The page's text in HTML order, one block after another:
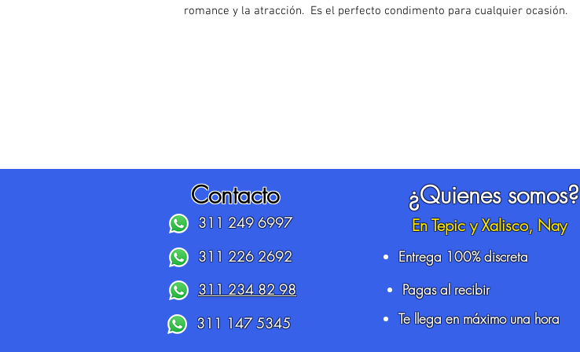
romance y la atracción. Es el perfecto condimento para cualquier ocasión.
¿Quienes somos?
Contacto
En Tepic y Xalisco, Nay
Te llega en máximo una hora
Pagas al recibir
Entrega 100% discreta
311 226 2692
311 249 6997
311 147 5345
311 234 82 98